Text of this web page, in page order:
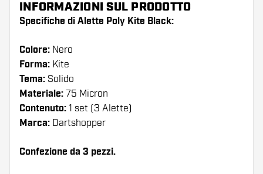
INFORMAZIONI SUL PRODOTTO
Specifiche di Alette Poly Kite Black:
Colore: Nero
Forma: Kite
Tema: Solido
Materiale: 75 Micron
Contenuto: 1 set (3 Alette)
Marca: Dartshopper
Confezione da 3 pezzi.